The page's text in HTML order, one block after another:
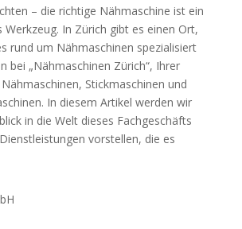
– die richtige Nähmaschine ist ein
Werkzeug. In Zürich gibt es einen Ort,
rund um Nähmaschinen spezialisiert
bei „Nähmaschinen Zürich“, Ihrer
Stickmaschinen und
In diesem Artikel werden wir
in die Welt dieses Fachgeschäfts
vorstellen, die es